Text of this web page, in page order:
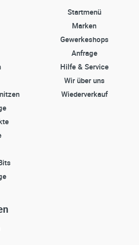
Startmenü
Marken
Gewerkeshops
Anfrage
Hilfe & Service
Wir über uns
Wiederverkauf